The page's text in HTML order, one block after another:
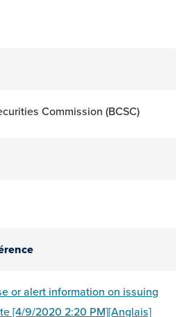
Commission (BCSC)
or alert information on issuing
[4/9/2020 2:20 PM][Anglais]